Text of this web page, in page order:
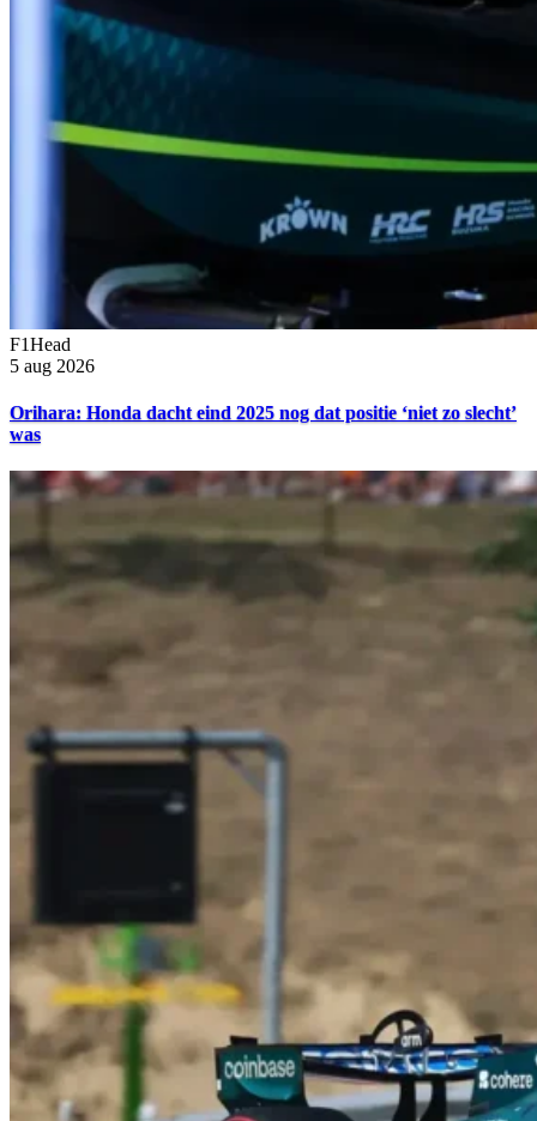
F1Head
5 aug 2026
Orihara: Honda dacht eind 2025 nog dat positie ‘niet zo slecht’
was